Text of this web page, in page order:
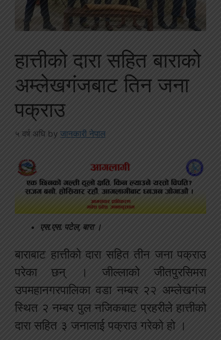
हात्तीको दारा सहित बाराको
अम्लेखगंजबाट तिन जना
पक्राउ
५ वर्ष अघि by जानकारी नेपाल
एस.एस. पटेल, बारा ।
बाराबाट हात्तीको दारा सहित तीन जना पक्राउ
परेका छन् । जील्लाको जीतपुरसिमरा
उपमहानगरपालिका वडा नम्बर २२ अम्लेखगंज
स्थित २ नम्बर पुल नजिकबाट प्रहरीले हात्तीको
दारा सहित ३ जनालाई पक्राउ गरेको हो ।